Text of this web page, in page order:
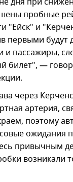
пробные
"Ейск" и
первыми будут
и пассажиры,
билет", —
через
артерия,
поэтому
ожидания
привычным
возникали